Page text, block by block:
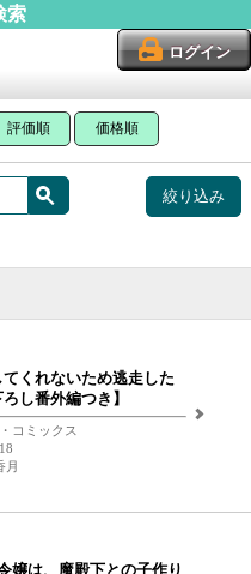
ログイン
評価順 価格順
絞り込み
くれないため逃走した
し番外編つき】
コミックス
月
嬢は、魔殿下との子作り